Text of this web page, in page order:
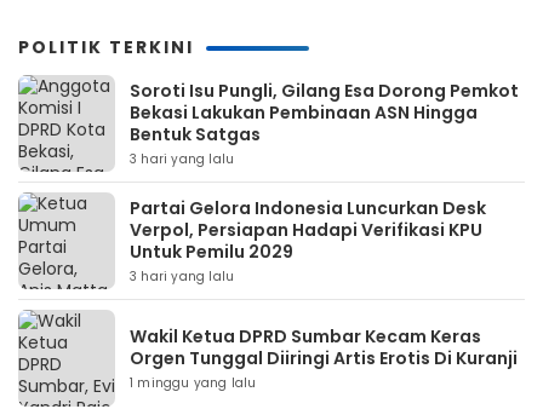
POLITIK TERKINI
Soroti Isu Pungli, Gilang Esa Dorong Pemkot
Bekasi Lakukan Pembinaan ASN Hingga
Bentuk Satgas
3 hari yang lalu
Partai Gelora Indonesia Luncurkan Desk
Verpol, Persiapan Hadapi Verifikasi KPU
Untuk Pemilu 2029
3 hari yang lalu
Wakil Ketua DPRD Sumbar Kecam Keras
Orgen Tunggal Diiringi Artis Erotis Di Kuranji
1 minggu yang lalu